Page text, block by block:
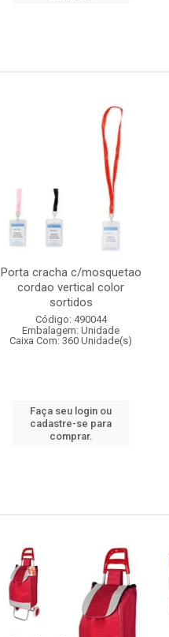
Porta cracha c/mosquetao
cordao vertical color
sortidos
Código: 490044
Embalagem: Unidade
Caixa Com: 360 Unidade(s)
Faça seu login ou
cadastre-se para
comprar.